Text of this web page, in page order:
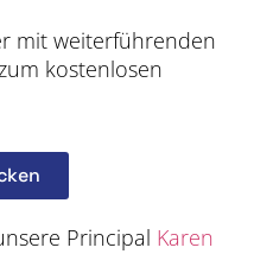
mit weiterführenden
kostenlosen
Principal Karen